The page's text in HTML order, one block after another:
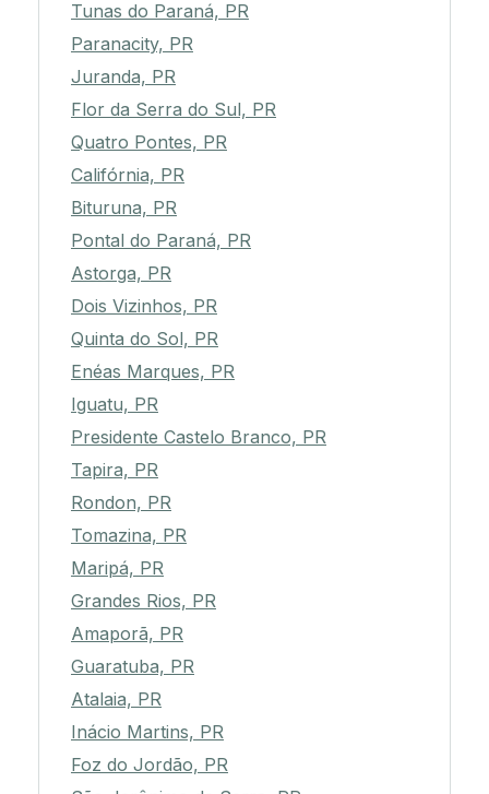
Tunas do Paraná, PR
Paranacity, PR
Juranda, PR
Flor da Serra do Sul, PR
Quatro Pontes, PR
Califórnia, PR
Bituruna, PR
Pontal do Paraná, PR
Astorga, PR
Dois Vizinhos, PR
Quinta do Sol, PR
Enéas Marques, PR
Iguatu, PR
Presidente Castelo Branco, PR
Tapira, PR
Rondon, PR
Tomazina, PR
Maripá, PR
Grandes Rios, PR
Amaporã, PR
Guaratuba, PR
Atalaia, PR
Inácio Martins, PR
Foz do Jordão, PR